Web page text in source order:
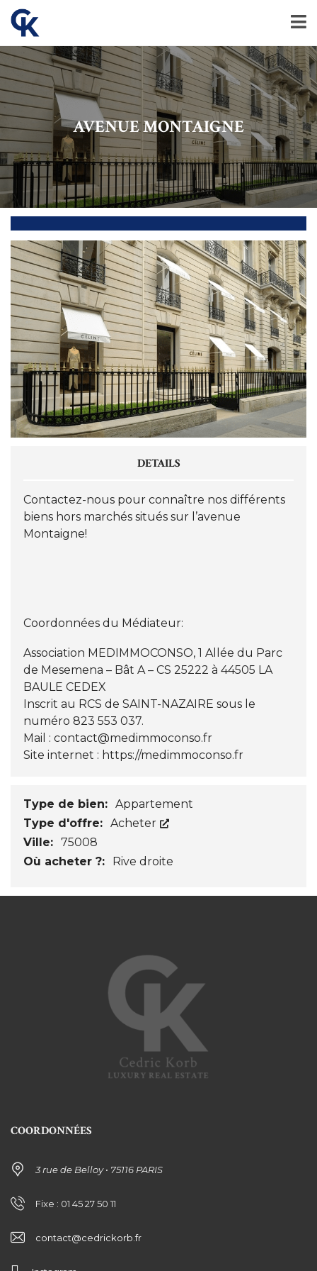
AVENUE MONTAIGNE
DETAILS
Contactez-nous pour connaître nos différents
biens hors marchés situés sur l’avenue
Montaigne!
Coordonnées du Médiateur:
Association MEDIMMOCONSO, 1 Allée du Parc
de Mesemena – Bât A – CS 25222 à 44505 LA
BAULE CEDEX
Inscrit au RCS de SAINT-NAZAIRE sous le
numéro 823 553 037.
Mail : contact@medimmoconso.fr
Site internet : https://medimmoconso.fr
Type de bien: Appartement
Type d'offre: Acheter
Ville: 75008
Où acheter ?:
Rive droite
COORDONNÉES
3 rue de Belloy • 75116 PARIS
Fixe : 01 45 27 50 11
contact@cedrickorb.fr